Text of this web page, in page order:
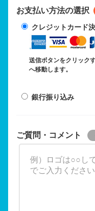
お支払い方法の選択
クレジットカード
送信ボタンをクリック
へ移動します。
銀行振り込み
ご質問・コメント